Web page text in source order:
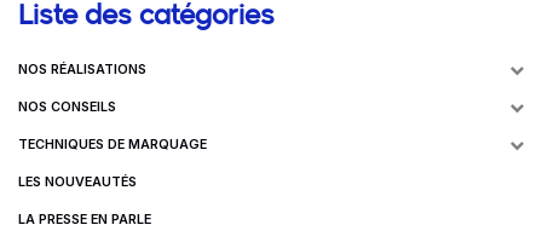
Liste des catégories
NOS RÉALISATIONS
NOS CONSEILS
TECHNIQUES DE MARQUAGE
LES NOUVEAUTÉS
LA PRESSE EN PARLE